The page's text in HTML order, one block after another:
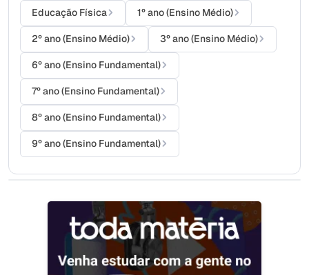
Educação Física 1º ano (Ensino Médio)
2º ano (Ensino Médio) 3º ano (Ensino Médio)
6º ano (Ensino Fundamental)
7º ano (Ensino Fundamental)
8º ano (Ensino Fundamental)
9º ano (Ensino Fundamental)